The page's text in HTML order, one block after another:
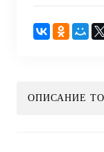
ОПИСАНИЕ